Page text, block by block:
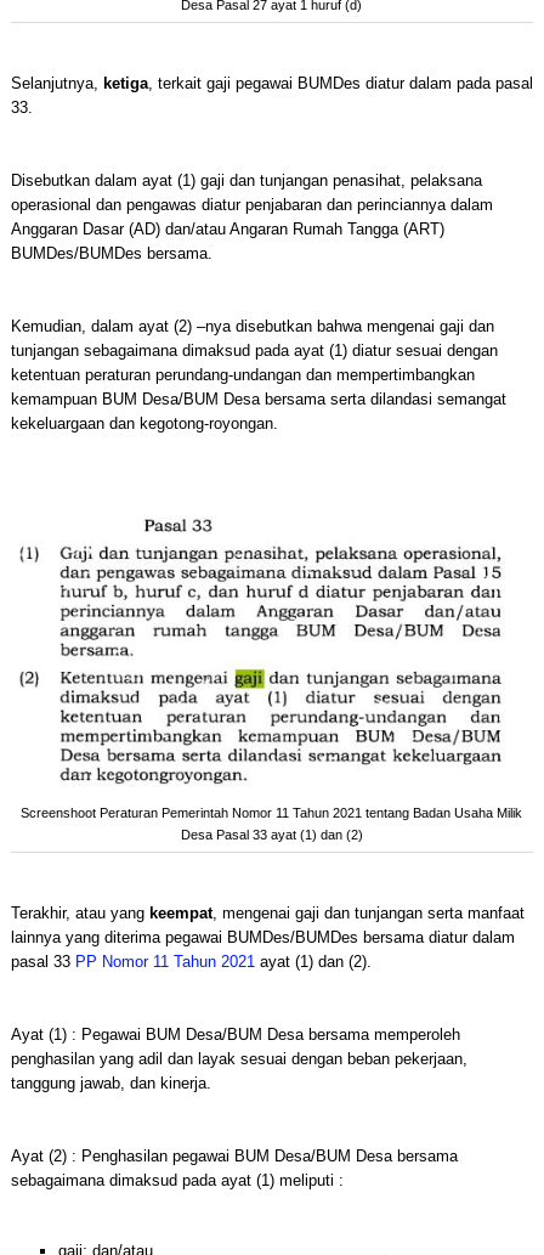
Desa Pasal 27 ayat 1 huruf (d)
Selanjutnya, ketiga, terkait gaji pegawai BUMDes diatur dalam pada pasal
33.
Disebutkan dalam ayat (1) gaji dan tunjangan penasihat, pelaksana
operasional dan pengawas diatur penjabaran dan perinciannya dalam
Anggaran Dasar (AD) dan/atau Angaran Rumah Tangga (ART)
BUMDes/BUMDes bersama.
Kemudian, dalam ayat (2) –nya disebutkan bahwa mengenai gaji dan
tunjangan sebagaimana dimaksud pada ayat (1) diatur sesuai dengan
ketentuan peraturan perundang-undangan dan mempertimbangkan
kemampuan BUM Desa/BUM Desa bersama serta dilandasi semangat
kekeluargaan dan kegotong-royongan.
Screenshoot Peraturan Pemerintah Nomor 11 Tahun 2021 tentang Badan Usaha Milik
Desa Pasal 33 ayat (1) dan (2)
Terakhir, atau yang keempat, mengenai gaji dan tunjangan serta manfaat
lainnya yang diterima pegawai BUMDes/BUMDes bersama diatur dalam
pasal 33 PP Nomor 11 Tahun 2021ayat (1) dan (2).
Ayat (1) : Pegawai BUM Desa/BUM Desa bersama memperoleh
penghasilan yang adil dan layak sesuai dengan beban pekerjaan,
tanggung jawab, dan kinerja.
Ayat (2) : Penghasilan pegawai BUM Desa/BUM Desa bersama
sebagaimana dimaksud pada ayat (1) meliputi :
gaji; dan/atau